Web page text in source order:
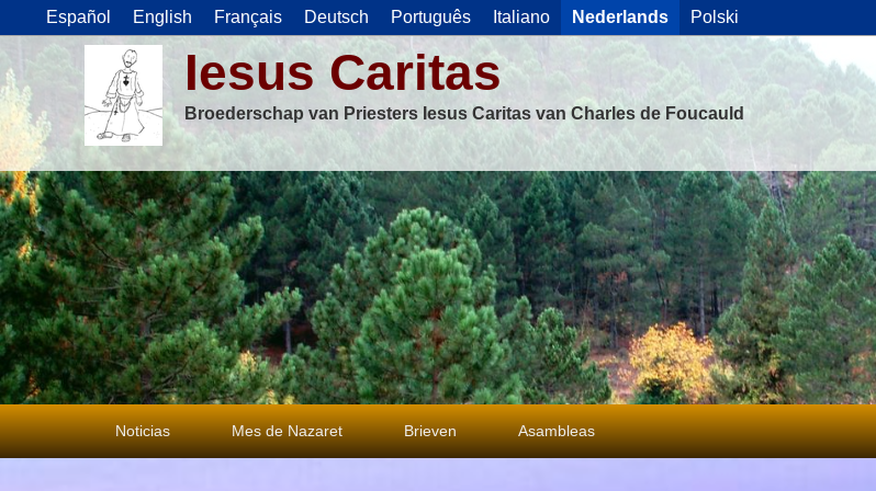
Español English Français Deutsch Português Italiano Nederlands Polski
Iesus Caritas
Broederschap van Priesters Iesus Caritas van Charles de Foucauld
Primair
menu
Noticias Mes de Nazaret Brieven Asambleas